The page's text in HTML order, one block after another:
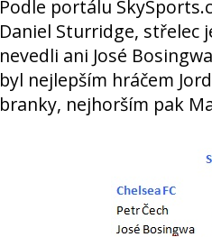
Podle portálu
Daniel Sturridge, střelec
nevedli ani José
byl nejlepším hráčem
branky, nejhorším pak